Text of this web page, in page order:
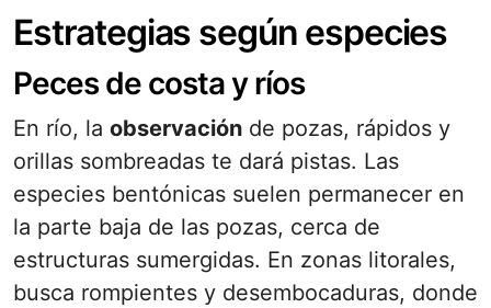
Estrategias según especies
Peces de costa y ríos
En río, la observación de pozas, rápidos y
orillas sombreadas te dará pistas. Las
especies bentónicas suelen permanecer en
la parte baja de las pozas, cerca de
estructuras sumergidas. En zonas litorales,
busca rompientes y desembocaduras, donde